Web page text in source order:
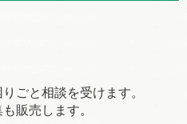
ごと相談を受けます。
販売します。